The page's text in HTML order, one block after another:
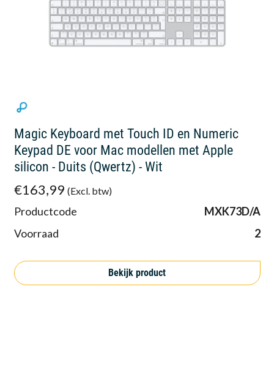
Magic Keyboard met Touch ID en Numeric
Keypad DE voor Mac modellen met Apple
silicon - Duits (Qwertz) - Wit
€163,99 (Excl. btw)
Productcode
MXK73D/A
Voorraad
2
Bekijk product